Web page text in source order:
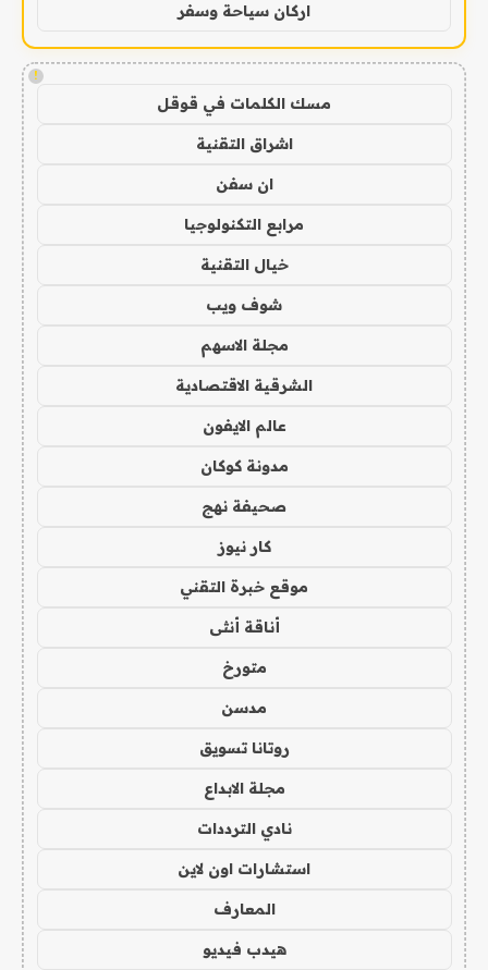
اركان سياحة وسفر
!
مسك الكلمات في قوقل
اشراق التقنية
ان سفن
مرابع التكنولوجيا
خيال التقنية
شوف ويب
مجلة الاسهم
الشرقية الاقتصادية
عالم الايفون
مدونة كوكان
صحيفة نهج
كار نيوز
موقع خبرة التقني
أناقة أنثى
متورخ
مدسن
روتانا تسويق
مجلة الابداع
نادي الترددات
استشارات اون لاين
المعارف
هيدب فيديو